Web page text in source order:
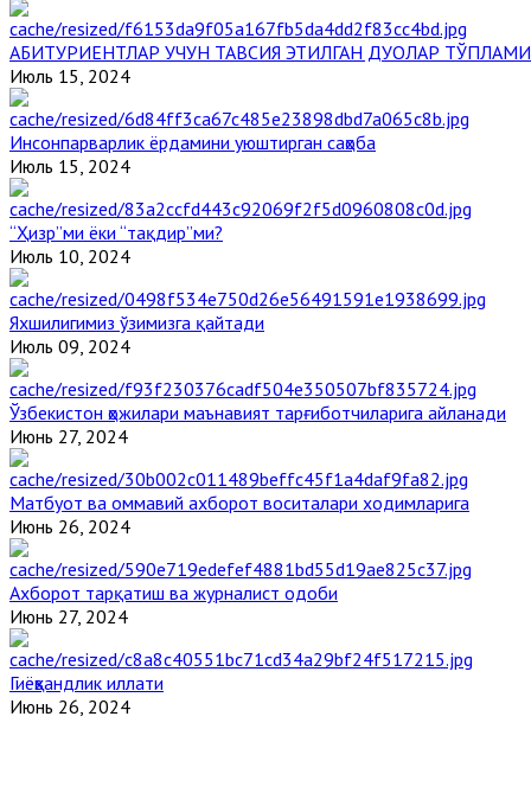
АБИТУРИЕНТЛАР УЧУН ТАВСИЯ ЭТИЛГАН ДУОЛАР ТЎПЛАМИ
Июль 15, 2024
Инсонпарварлик ёрдамини уюштирган саҳоба
Июль 15, 2024
“Ҳизр”ми ёки “тақдир”ми?
Июль 10, 2024
Яхшилигимиз ўзимизга қайтади
Июль 09, 2024
Ўзбекистон ҳожилари маънавият тарғиботчиларига айланади
Июнь 27, 2024
Матбуот ва оммавий ахборот воситалари ходимларига
Июнь 26, 2024
Ахборот тарқатиш ва журналист одоби
Июнь 27, 2024
Гиёҳвандлик иллати
Июнь 26, 2024